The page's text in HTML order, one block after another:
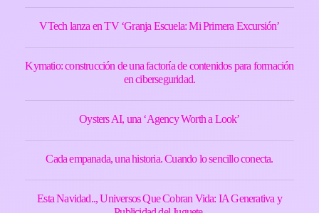
VTech lanza en TV ‘Granja Escuela: Mi Primera Excursión’
Kymatio: construcción de una factoría de contenidos para formación
en ciberseguridad.
Oysters AI, una ‘Agency Worth a Look’
Cada empanada, una historia. Cuando lo sencillo conecta.
Esta Navidad.., Universos Que Cobran Vida: IA Generativa y